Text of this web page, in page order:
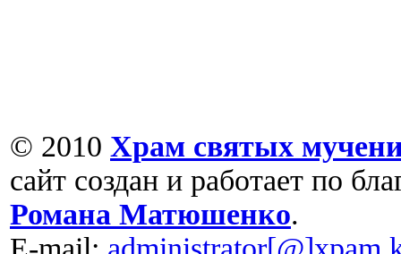
© 2010 Храм святых
сайт создан и работает по
Романа Матюшенко.